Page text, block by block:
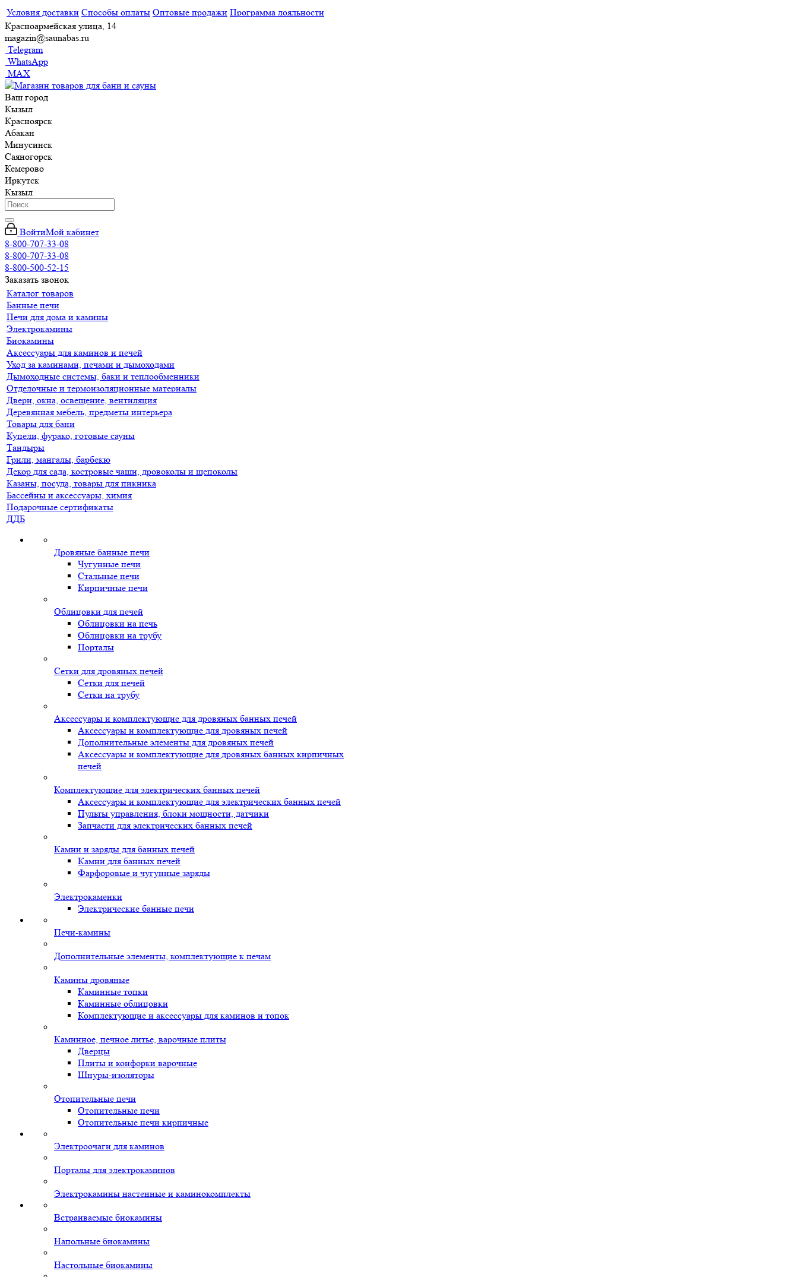
Условия доставки Способы оплаты Оптовые продажи Программа лояльности
Красноармейская улица, 14
magazin@saunabas.ru
Telegram
WhatsApp
MAX
Ваш город
Кызыл
Красноярск
Абакан
Минусинск
Саяногорск
Кемерово
Иркутск
Кызыл
ВойтиМой кабинет
8-800-707-33-08
8-800-707-33-08
8-800-500-52-15
Заказать звонок
Каталог товаров
Банные печи
Печи для дома и камины
Электрокамины
Биокамины
Аксессуары для каминов и печей
Уход за каминами, печами и дымоходами
Дымоходные системы, баки и теплообменники
Отделочные и термоизоляционные материалы
Двери, окна, освещение, вентиляция
Деревянная мебель, предметы интерьера
Товары для бани
Купели, фурако, готовые сауны
Тандыры
Грили, мангалы, барбекю
Декор для сада, костровые чаши, дровоколы и щепоколы
Казаны, посуда, товары для пикника
Бассейны и аксессуары, химия
Подарочные сертификаты
ДДБ
Дровяные банные печи
Чугунные печи
Стальные печи
Кирпичные печи
Облицовки для печей
Облицовки на печь
Облицовки на трубу
Порталы
Сетки для дровяных печей
Сетки для печей
Сетки на трубу
Аксессуары и комплектующие для дровяных банных печей
Аксессуары и комплектующие для дровяных печей
Дополнительные элементы для дровяных печей
Аксессуары и комплектующие для дровяных банных кирпичных
печей
Комплектующие для электрических банных печей
Аксессуары и комплектующие для электрических банных печей
Пульты управления, блоки мощности, датчики
Запчасти для электрических банных печей
Камни и заряды для банных печей
Камни для банных печей
Фарфоровые и чугунные заряды
Электрокаменки
Электрические банные печи
Печи-камины
Дополнительные элементы, комплектующие к печам
Камины дровяные
Каминные топки
Каминные облицовки
Комплектующие и аксессуары для каминов и топок
Каминное, печное литье, варочные плиты
Дверцы
Плиты и конфорки варочные
Шнуры-изоляторы
Отопительные печи
Отопительные печи
Отопительные печи кирпичные
Электроочаги для каминов
Порталы для электрокаминов
Электрокамины настенные и каминокомплекты
Встраиваемые биокамины
Напольные биокамины
Настольные биокамины